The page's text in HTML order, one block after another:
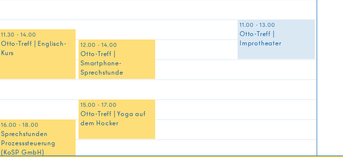
11.30 - 14.00
Otto-Treff | Englisch-
Kurs
16.00 - 18.00
Sprechstunden
Prozesssteuerung
(KoSP GmbH)
12.00 - 14.00
Otto-Treff |
Smartphone-
Sprechstunde
15.00 - 17.00
Otto-Treff | Yoga auf
dem Hocker
11.00 - 13.00
Otto-Treff |
Improtheater